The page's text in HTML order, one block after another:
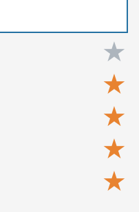
★
★
★
★
★